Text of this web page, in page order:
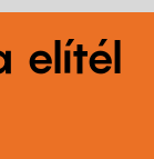
elítél